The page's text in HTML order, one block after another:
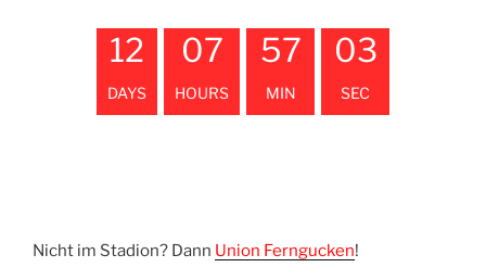
12
DAYS
07
HOURS
57
MIN
01
SEC
Nicht im Stadion? Dann Union Ferngucken!